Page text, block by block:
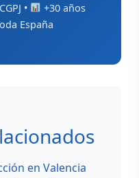
•
+30 años
España
en Valencia